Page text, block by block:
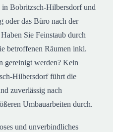
in Bobritzsch-Hilbersdorf und
oder das Büro nach der
Sie Feinstaub durch
betroffenen Räumen inkl.
gereinigt werden? Kein
Hilbersdorf führt die
zuverlässig nach
Umbauarbeiten durch.
und unverbindliches